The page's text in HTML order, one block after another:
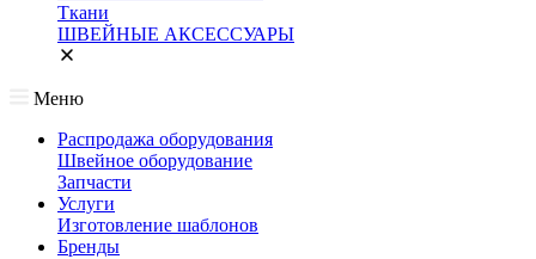
Ткани
ШВЕЙНЫЕ АКСЕССУАРЫ
Меню
Распродажа оборудования
Швейное оборудование
Запчасти
Услуги
Изготовление шаблонов
Бренды